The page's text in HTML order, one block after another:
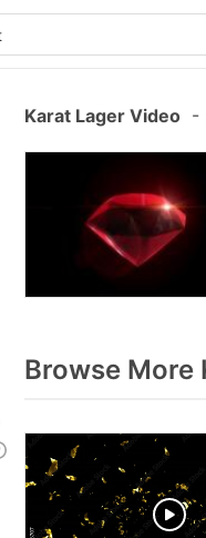
Karat Lager Video -
Browse More